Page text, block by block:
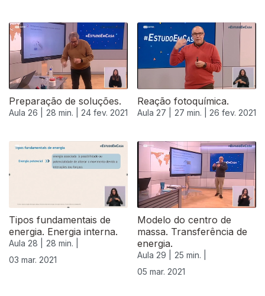
Preparação de soluções.
Aula 26 | 28 min. | 24 fev. 2021
Reação fotoquímica.
Aula 27 | 27 min. | 26 fev. 2021
Tipos fundamentais de
energia. Energia interna.
Aula 28 |
28 min. |
03 mar. 2021
Modelo do centro de
massa. Transferência de
energia.
Aula 29 |
25 min. |
05 mar. 2021